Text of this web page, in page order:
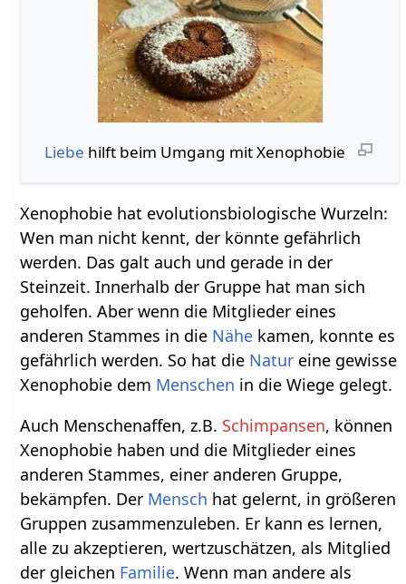
Liebe hilft beim Umgang mit Xenophobie
Xenophobie hat evolutionsbiologische Wurzeln:
Wen man nicht kennt, der könnte gefährlich
werden. Das galt auch und gerade in der
Steinzeit. Innerhalb der Gruppe hat man sich
geholfen. Aber wenn die Mitglieder eines
anderen Stammes in die Nähe kamen, konnte es
gefährlich werden. So hat die Natur eine gewisse
Xenophobie dem Menschen in die Wiege gelegt.
Auch Menschenaffen, z.B. Schimpansen, können
Xenophobie haben und die Mitglieder eines
anderen Stammes, einer anderen Gruppe,
bekämpfen. Der Mensch hat gelernt, in größeren
Gruppen zusammenzuleben. Er kann es lernen,
alle zu akzeptieren, wertzuschätzen, als Mitglied
der gleichen Familie. Wenn man andere als